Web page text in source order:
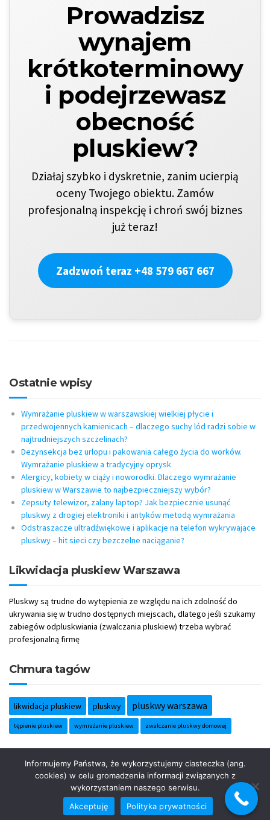
Prowadzisz
wynajem
krótkoterminowy
i podejrzewasz
obecność
pluskiew?
Działaj szybko i dyskretnie, zanim ucierpią
oceny Twojego obiektu. Zamów
profesjonalną inspekcję i chroń swój biznes
już teraz!
Zadzwoń teraz +48 579 667 667
Ostatnie wpisy
Wymrażanie pluskiew w warszawskiej wielkiej płycie i
przedwojennych kamienicach – dlaczego suchy lód radzi sobie w
najtrudniejszych szczelinach?
Dezynsekcja bez urlopu i pakowania całego życia do worków.
Wymrażanie pluskiew a tradycyjny oprysk
Alergicy, kobiety w ciąży i noworodki. Dlaczego wymrażanie
pluskiew w Warszawie to najbezpieczniejszy wybór?
Zepsuty telewizor, zalany laptop? Jak bezpiecznie usunąć
pluskwy z drogiej elektroniki i antyków metodą wymrażania
Odstraszacze ultradźwiękowe i aplikacje na telefon wykrywające
pluskwy – hit sieci czy bezczelne naciąganie?
Likwidacja pluskiew Warszawa
Pluskwy są trudne do wytępienia ze względu na ich zdolność do
ukrywania się w trudno dostępnych miejscach, dlatego jeśli szukamy
zabiegów odpluskwiania (zwalczania pluskiew) trzeba wybrać
profesjonalną firmę
Chmura tagów
likwidacja pluskiew pluskwy pluskwy warszawa
tępienie pluskiew wymrażanie pluskiew zwalczanie pluskwy domowej
© 2024 TanieOdpluskwianie.pl – skuteczne zwalczanie i wymrażanie
pluskiew w Warszawie
Odpluskwianie Warszawa - BLOG
Informujemy Państwa, że wykorzystujemy ciasteczka (ang.
cookies) w celu gromadzenia informacji związanych z
wykorzystaniem naszego serwisu.
Akceptuję
Polityka prywatności